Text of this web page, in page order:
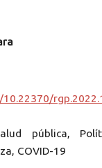
pública,
COVID-19